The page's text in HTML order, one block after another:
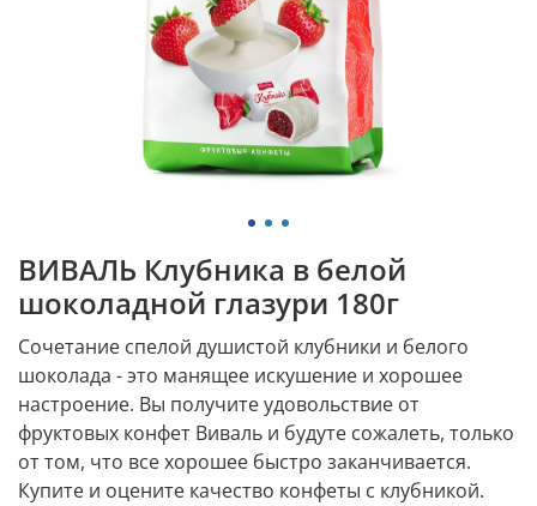
ВИВАЛЬ Клубника в белой
шоколадной глазури 180г
Сочетание спелой душистой клубники и белого
шоколада - это манящее искушение и хорошее
настроение. Вы получите удовольствие от
фруктовых конфет Виваль и будуте сожалеть, только
от том, что все хорошее быстро заканчивается.
Купите и оцените качество конфеты с клубникой.